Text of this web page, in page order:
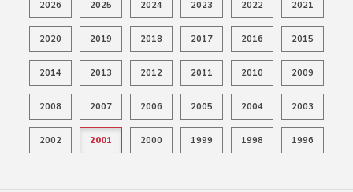
2026 2025 2024 2023 2022 2021
2020 2019 2018 2017 2016 2015
2014 2013 2012 2011 2010 2009
2008 2007 2006 2005 2004 2003
2002 2001 2000 1999 1998 1996